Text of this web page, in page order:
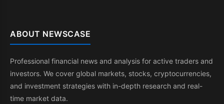
ABOUT NEWSCASE
Professional financial news and analysis for active traders and
investors. We cover global markets, stocks, cryptocurrencies,
and investment strategies with in-depth research and real-
time market data.